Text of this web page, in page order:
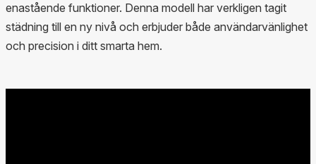
enastående funktioner. Denna modell har verkligen tagit
städning till en ny nivå och erbjuder både användarvänlighet
och precision i ditt smarta hem.